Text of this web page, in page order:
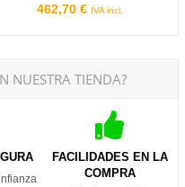
462,70 € IVA incl.
NUESTRA TIENDA?
FACILIDADES EN LA
COMPRA